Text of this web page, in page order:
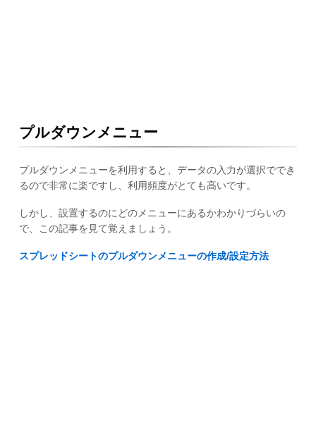
プルダウンメニュー
プルダウンメニューを利用すると、データの入力が選択ででき
るので非常に楽ですし、利用頻度がとても高いです。
しかし、設置するのにどのメニューにあるかわかりづらいの
で、この記事を見て覚えましょう。
スプレッドシートのプルダウンメニューの作成/設定方法